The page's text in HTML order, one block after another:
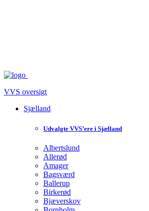
VVS oversigt
Sjælland
Udvalgte VVS’ere i Sjælland
Albertslund
Allerød
Amager
Bagsværd
Ballerup
Birkerød
Bjæverskov